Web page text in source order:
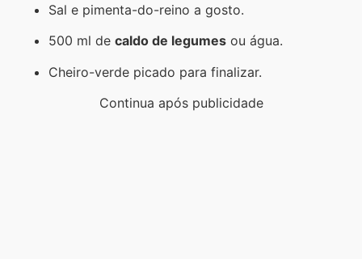
Sal e pimenta-do-reino a gosto.
500 ml de caldo de legumes ou água.
Cheiro-verde picado para finalizar.
Continua após publicidade